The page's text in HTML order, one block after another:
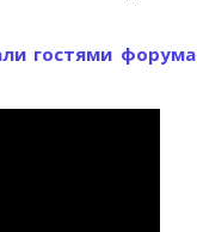
гостями форума